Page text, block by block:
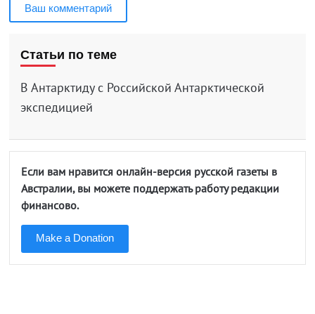
Ваш комментарий
Статьи по теме
В Антарктиду с Российской Антарктической
экспедицией
Если вам нравится онлайн-версия русской газеты в
Австралии, вы можете поддержать работу редакции
финансово.
Make a Donation